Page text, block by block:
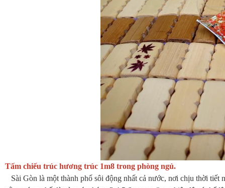
Tấm chiếu trúc hương trúc 1m8 trong phòng ngủ.
Sài Gòn là một thành phố sôi động nhất cả nước, nơi chịu thời tiết